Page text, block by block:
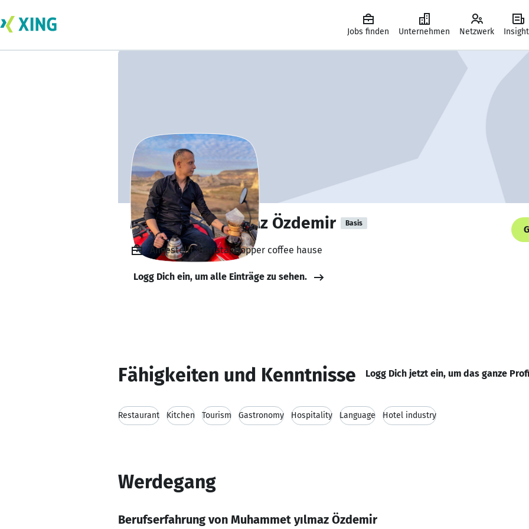
Jobs finden Unternehmen Netzwerk
Muhammet yılmaz Özdemir Basis
Angestellt, Barista, Hopper coffee hause
Logg Dich ein, um alle Einträge zu sehen.
Fähigkeiten und Kenntnisse Logg Dich jetzt ein, um das ganze
Restaurant Kitchen Tourism Gastronomy Hospitality Language Hotel industry
Werdegang
Berufserfahrung von Muhammet yılmaz Özdemir